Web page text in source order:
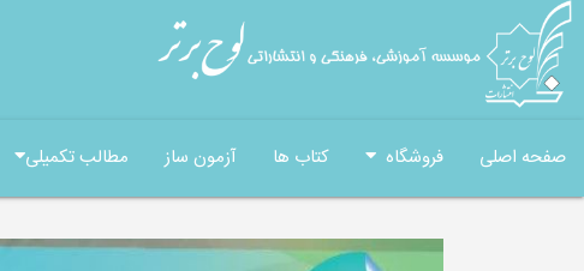
صفحه اصلی فروشگاه کتاب ها آزمون ساز مطالب تکمیلی